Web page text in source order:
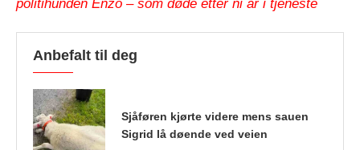
politihunden Enzo – som døde etter ni år i tjeneste
Anbefalt til deg
Sjåføren kjørte videre mens sauen
Sigrid lå døende ved veien